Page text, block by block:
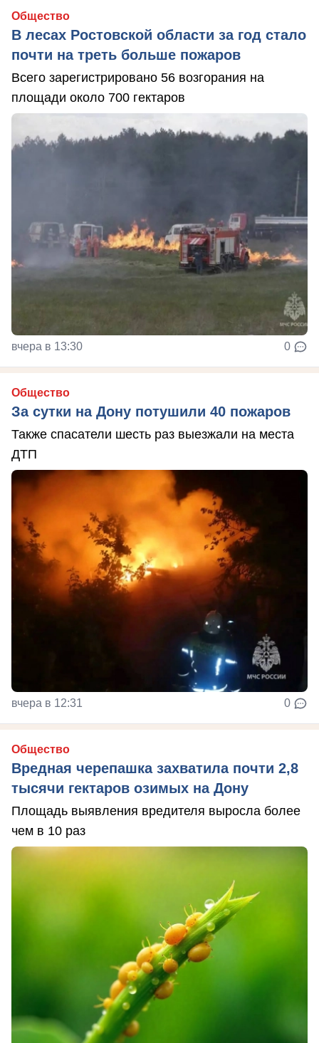
Общество
В лесах Ростовской области за год стало
почти на треть больше пожаров
Всего зарегистрировано 56 возгорания на
площади около 700 гектаров
вчера в 13:30 0
Общество
За сутки на Дону потушили 40 пожаров
Также спасатели шесть раз выезжали на места
ДТП
вчера в 12:31 0
Общество
Вредная черепашка захватила почти 2,8
тысячи гектаров озимых на Дону
Площадь выявления вредителя выросла более
чем в 10 раз